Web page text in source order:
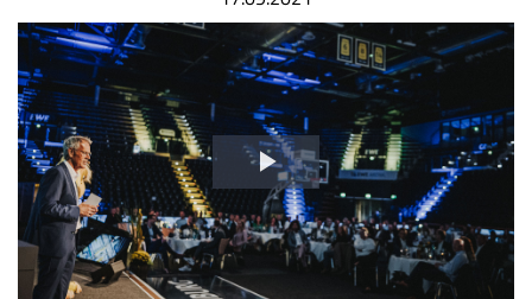
Video
abspielen